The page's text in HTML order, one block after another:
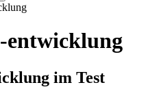
entwicklung
im Test